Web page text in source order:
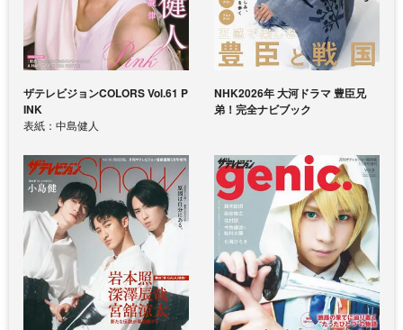
ザテレビジョンCOLORS Vol.61 P
INK
表紙：中島健人
NHK2026年 大河ドラマ 豊臣兄
弟！完全ナビブック